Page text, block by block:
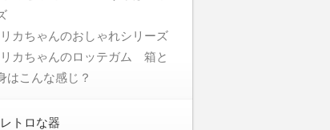
リカちゃんのおしゃれシリーズ
リカちゃんのロッテガム 箱と
はこんな感じ？
レトロな器